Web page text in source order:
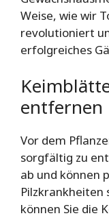
Weise, wie wir
revolutioniert
erfolgreiches
entfernen
Vor dem
sorgfältig zu
ab und können
Pilzkrankheiten
können Sie die